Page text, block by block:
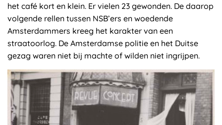
het café kort en klein. Er vielen 23 gewonden. De daarop
volgende rellen tussen NSB’ers en woedende
Amsterdammers kreeg het karakter van een
straatoorlog. De Amsterdamse politie en het Duitse
gezag waren niet bij machte of wilden niet ingrijpen.